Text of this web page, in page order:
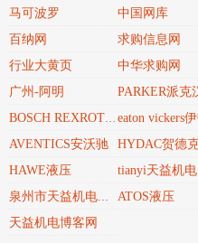
马可波罗
中国网库
百纳网
求购信息网
行业大黄页
中华求购网
广州-阿明
BOSCH REXROTH博世力士乐REXROTH
AVENTICS安沃驰
HAWE液压 tianyi天益机电
泉州市天益机电贸易有限公司
ATOS液压
天益机电博客网